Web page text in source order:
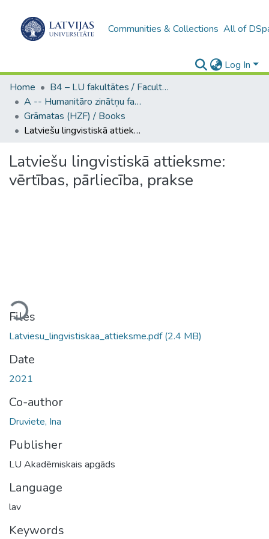
Communities & Collections All of
Log In
Home
B4 – LU fakultātes / Faculties of the UL
A -- Humanitāro zinātņu fakultāte / Faculty of Humanities
Grāmatas (HZF) / Books
Latviešu lingvistiskā attieksme: vērtības, pārliecība, prakse
Latviešu lingvistiskā attieksme:
vērtības, pārliecība, prakse
Files
Latviesu_lingvistiskaa_attieksme.pdf(2.4 MB)
Date
2021
Co-author
Druviete, Ina
Publisher
LU Akadēmiskais apgāds
Language
lav
Keywords